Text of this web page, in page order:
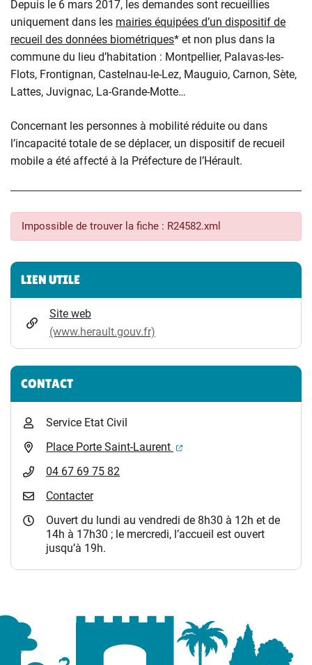
Depuis le 6 mars 2017, les demandes sont recueillies
uniquement dans les mairies équipées d’un dispositif de
recueil des données biométriques* et non plus dans la
commune du lieu d’habitation : Montpellier, Palavas-les-
Flots, Frontignan, Castelnau-le-Lez, Mauguio, Carnon, Sète,
Lattes, Juvignac, La-Grande-Motte…
Concernant les personnes à mobilité réduite ou dans
l’incapacité totale de se déplacer, un dispositif de recueil
mobile a été affecté à la Préfecture de l’Hérault.
Impossible de trouver la fiche : R24582.xml
Informations complémentaires
LIEN UTILE
Site web
(www.herault.gouv.fr)
CONTACT
Service Etat Civil
Place Porte Saint-Laurent
(ouverture dans un
04 67 69 75 82
Contacter
Ouvert du lundi au vendredi de 8h30 à 12h et de
14h à 17h30 ; le mercredi, l’accueil est ouvert
jusqu’à 19h.